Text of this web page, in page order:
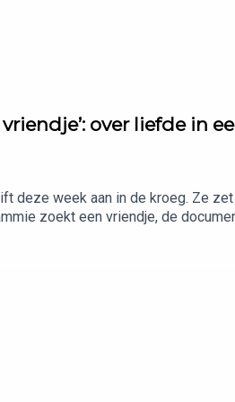
vriendje’: over liefde
deze week aan in de kroeg. Ze
zoekt een vriendje, de
in een wereld die haar nog
van mij houden? Hoe leer
door de
aflevering voor een
Stuur een mailtje naar: